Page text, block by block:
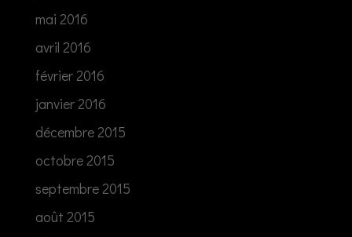
mai 2016
avril 2016
février 2016
janvier 2016
décembre 2015
octobre 2015
septembre 2015
août 2015